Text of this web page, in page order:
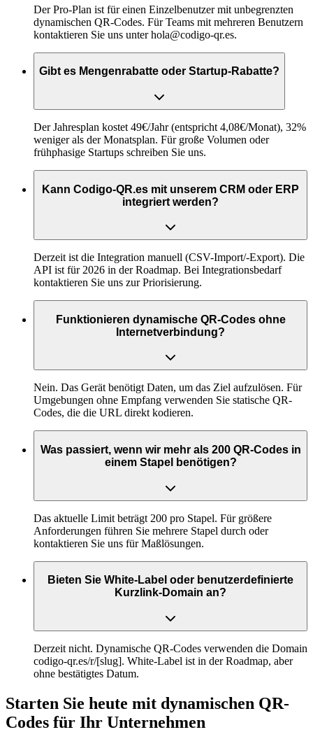
Der Pro-Plan ist für einen Einzelbenutzer mit unbegrenzten
dynamischen QR-Codes. Für Teams mit mehreren Benutzern
kontaktieren Sie uns unter hola@codigo-qr.es.
Gibt es Mengenrabatte oder Startup-Rabatte?
Der Jahresplan kostet 49€/Jahr (entspricht 4,08€/Monat), 32%
weniger als der Monatsplan. Für große Volumen oder
frühphasige Startups schreiben Sie uns.
Kann Codigo-QR.es mit unserem CRM oder ERP
integriert werden?
Derzeit ist die Integration manuell (CSV-Import/-Export). Die
API ist für 2026 in der Roadmap. Bei Integrationsbedarf
kontaktieren Sie uns zur Priorisierung.
Funktionieren dynamische QR-Codes ohne
Internetverbindung?
Nein. Das Gerät benötigt Daten, um das Ziel aufzulösen. Für
Umgebungen ohne Empfang verwenden Sie statische QR-
Codes, die die URL direkt kodieren.
Was passiert, wenn wir mehr als 200 QR-Codes in
einem Stapel benötigen?
Das aktuelle Limit beträgt 200 pro Stapel. Für größere
Anforderungen führen Sie mehrere Stapel durch oder
kontaktieren Sie uns für Maßlösungen.
Bieten Sie White-Label oder benutzerdefinierte
Kurzlink-Domain an?
Derzeit nicht. Dynamische QR-Codes verwenden die Domain
codigo-qr.es/r/[slug]. White-Label ist in der Roadmap, aber
ohne bestätigtes Datum.
Starten Sie heute mit dynamischen QR-
Codes für Ihr Unternehmen